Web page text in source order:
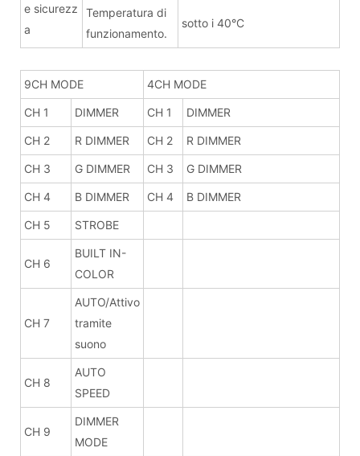
e sicurezz
a
Temperatura di
funzionamento.
sotto i 40°C
9CH MODE 4CH MODE
CH 1 DIMMER CH 1 DIMMER
CH 2 R DIMMER CH 2 R DIMMER
CH 3 G DIMMER CH 3 G DIMMER
CH 4 B DIMMER CH 4 B DIMMER
CH 5 STROBE
CH 6
BUILT IN-
COLOR
CH 7
AUTO/Attivo
tramite
suono
CH 8
AUTO
SPEED
CH 9
DIMMER
MODE